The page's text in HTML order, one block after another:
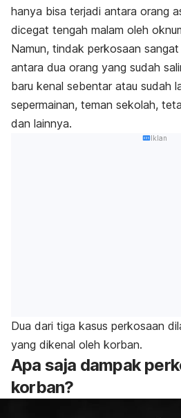
hanya bisa terjadi antara orang
dicegat tengah malam oleh
Namun, tindak perkosaan
antara dua orang yang sudah
baru kenal sebentar atau sudah
sepermainan, teman sekolah,
dan lainnya.
Iklan
Dua dari tiga kasus perkosaan
yang dikenal oleh korban.
Apa saja dampak
korban?